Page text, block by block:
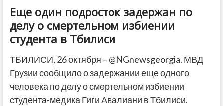
Еще один подросток задержан по
делу о смертельном избиении
студента в Тбилиси
ТБИЛИСИ, 26 октября – @NGnewsgeorgia. МВД
Грузии сообщило о задержании еще одного
человека по делу о смертельном избиении
студента-медика Гиги Авалиани в Тбилиси.